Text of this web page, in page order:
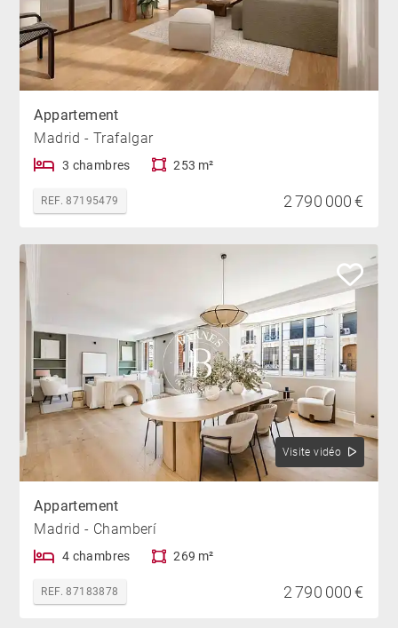
Appartement
Madrid - Trafalgar
3 chambres 253 m²
REF. 87195479 2 790 000 €
Visite vidéo
Appartement
Madrid - Chamberí
4 chambres 269 m²
REF. 87183878 2 790 000 €